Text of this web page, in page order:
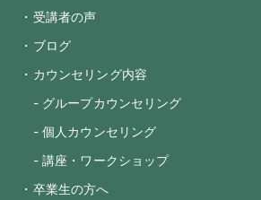
・受講者の声
・ブログ
・カウンセリング内容
- グループカウンセリング
- 個人カウンセリング
- 講座・ワークショップ
・卒業生の方へ